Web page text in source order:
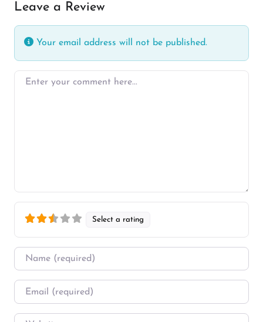
Leave a Review
Your email address will not be published.
Enter your comment here…
Select a rating
Name
Email
Website